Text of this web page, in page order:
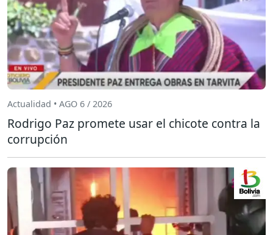
Actualidad • AGO 6 / 2026
Rodrigo Paz promete usar el chicote contra la
corrupción